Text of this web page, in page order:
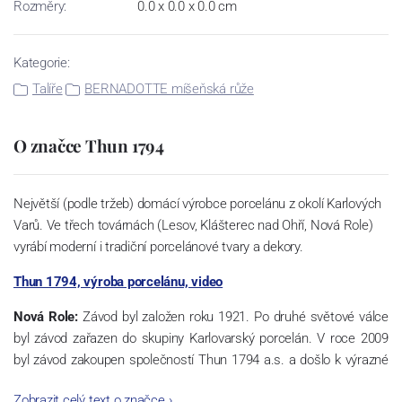
Rozměry: 0.0 x 0.0 x 0.0 cm
Kategorie:
Talíře
BERNADOTTE míšeňská růže
O značce Thun 1794
Největší (podle tržeb) domácí výrobce porcelánu z okolí Karlových
Varů. Ve třech továrnách (Lesov, Klášterec nad Ohří, Nová Role)
vyrábí moderní i tradiční porcelánové tvary a dekory.
Thun 1794, výroba porcelánu, video
Nová Role: Závod byl založen roku 1921. Po druhé světové válce
byl závod zařazen do skupiny Karlovarský porcelán. V roce 2009
byl závod zakoupen společností Thun 1794 a.s. a došlo k výrazné